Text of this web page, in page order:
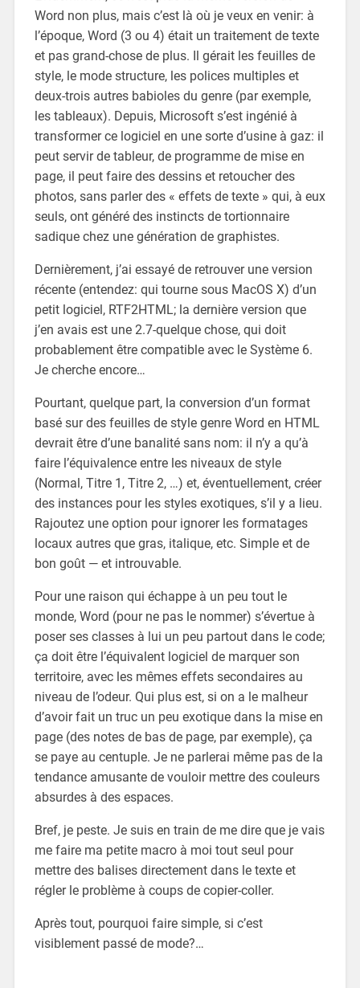
Word non plus, mais c’est là où je veux en venir: à
l’époque, Word (3 ou 4) était un traitement de texte
et pas grand-chose de plus. Il gérait les feuilles de
style, le mode structure, les polices multiples et
deux-trois autres babioles du genre (par exemple,
les tableaux). Depuis, Microsoft s’est ingénié à
transformer ce logiciel en une sorte d’usine à gaz: il
peut servir de tableur, de programme de mise en
page, il peut faire des dessins et retoucher des
photos, sans parler des « effets de texte » qui, à eux
seuls, ont généré des instincts de tortionnaire
sadique chez une génération de graphistes.
Dernièrement, j’ai essayé de retrouver une version
récente (entendez: qui tourne sous MacOS X) d’un
petit logiciel, RTF2HTML; la dernière version que
j’en avais est une 2.7-quelque chose, qui doit
probablement être compatible avec le Système 6.
Je cherche encore…
Pourtant, quelque part, la conversion d’un format
basé sur des feuilles de style genre Word en HTML
devrait être d’une banalité sans nom: il n’y a qu’à
faire l’équivalence entre les niveaux de style
(Normal, Titre 1, Titre 2, …) et, éventuellement, créer
des instances pour les styles exotiques, s’il y a lieu.
Rajoutez une option pour ignorer les formatages
locaux autres que gras, italique, etc. Simple et de
bon goût — et introuvable.
Pour une raison qui échappe à un peu tout le
monde, Word (pour ne pas le nommer) s’évertue à
poser ses classes à lui un peu partout dans le code;
ça doit être l’équivalent logiciel de marquer son
territoire, avec les mêmes effets secondaires au
niveau de l’odeur. Qui plus est, si on a le malheur
d’avoir fait un truc un peu exotique dans la mise en
page (des notes de bas de page, par exemple), ça
se paye au centuple. Je ne parlerai même pas de la
tendance amusante de vouloir mettre des couleurs
absurdes à des espaces.
Bref, je peste. Je suis en train de me dire que je vais
me faire ma petite macro à moi tout seul pour
mettre des balises directement dans le texte et
régler le problème à coups de copier-coller.
Après tout, pourquoi faire simple, si c’est
visiblement passé de mode?…